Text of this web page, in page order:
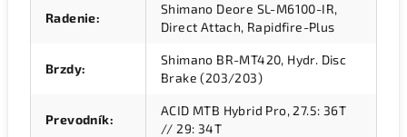
Radenie:
Shimano Deore SL-M6100-IR,
Direct Attach, Rapidfire-Plus
Brzdy:
Shimano BR-MT420, Hydr. Disc
Brake (203/203)
Prevodník:
ACID MTB Hybrid Pro, 27.5: 36T
// 29: 34T